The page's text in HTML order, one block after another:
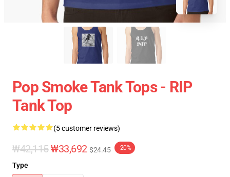
Pop Smoke Tank Tops - RIP
Tank Top
(5 customer reviews)
₩42,115₩33,692 $24.45 -20%
Type